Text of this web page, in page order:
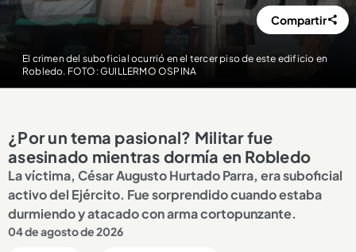
El crimen del suboficial ocurrió en el tercer piso de este edificio en
Robledo. FOTO: GUILLERMO OSPINA
Compartir
¿Por un tema pasional? Militar fue
asesinado mientras dormía en Robledo
La víctima, César Augusto Hurtado Parra, era suboficial
activo del Ejército. Fue sorprendido cuando estaba
durmiendo y atacado con arma cortopunzante.
04 de agosto de 2026